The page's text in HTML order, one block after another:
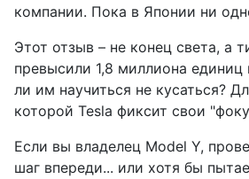
компании. Пока в Японии ни
Этот отзыв – не конец света, а
превысили 1,8 миллиона единиц
ли им научиться не кусаться?
которой Tesla фиксит свои
Если вы владелец Model Y,
шаг впереди... или хотя бы